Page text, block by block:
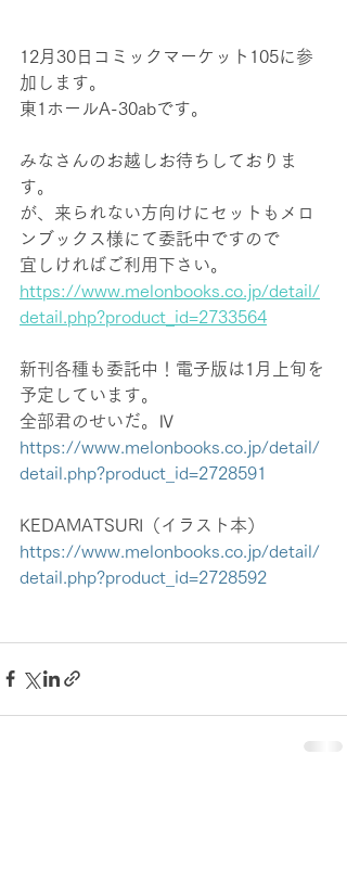
12月30日コミックマーケット105に参
加します。
東1ホールA-30abです。
みなさんのお越しお待ちしておりま
す。
が、来られない方向けにセットもメロ
ンブックス様にて委託中ですので
宜しければご利用下さい。
https://www.melonbooks.co.jp/detail/
detail.php?product_id=2733564
新刊各種も委託中！電子版は1月上旬を
予定しています。
全部君のせいだ。Ⅳ
https://www.melonbooks.co.jp/detail/
detail.php?product_id=2728591
KEDAMATSURI（イラスト本）
https://www.melonbooks.co.jp/detail/
detail.php?product_id=2728592